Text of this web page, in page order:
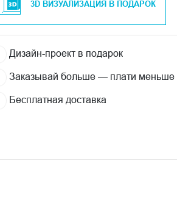
3D ВИЗУАЛИЗАЦИЯ В ПОДАРОК
Дизайн-проект в подарок
Заказывай больше — плати меньше
Бесплатная доставка